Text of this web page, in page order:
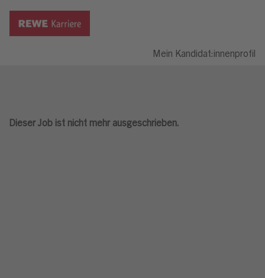
Mein Kandidat:innenprofil
Dieser Job ist nicht mehr ausgeschrieben.